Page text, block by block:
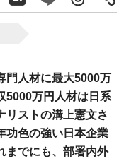
門人材に最大5000万
5000万円人材は日系
リストの溝上憲文さ
功色の強い日本企業
までにも、部署内外